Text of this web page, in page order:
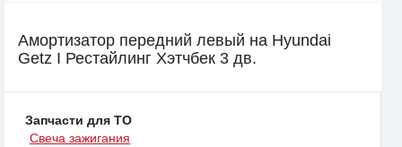
Амортизатор передний левый на Hyundai
Getz I Рестайлинг Хэтчбек 3 дв.
Запчасти для ТО
Свеча зажигания